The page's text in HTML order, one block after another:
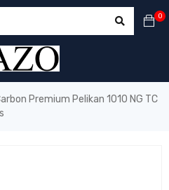
0
Premium Pelikan 1010 NG TC